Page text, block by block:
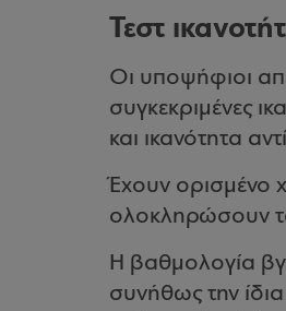
Τεστ
Οι υποψήφιοι
συγκεκριμένες
και ικανότητα
Έχουν ορισμένο
ολοκληρώσουν
Η βαθμολογία
συνήθως την